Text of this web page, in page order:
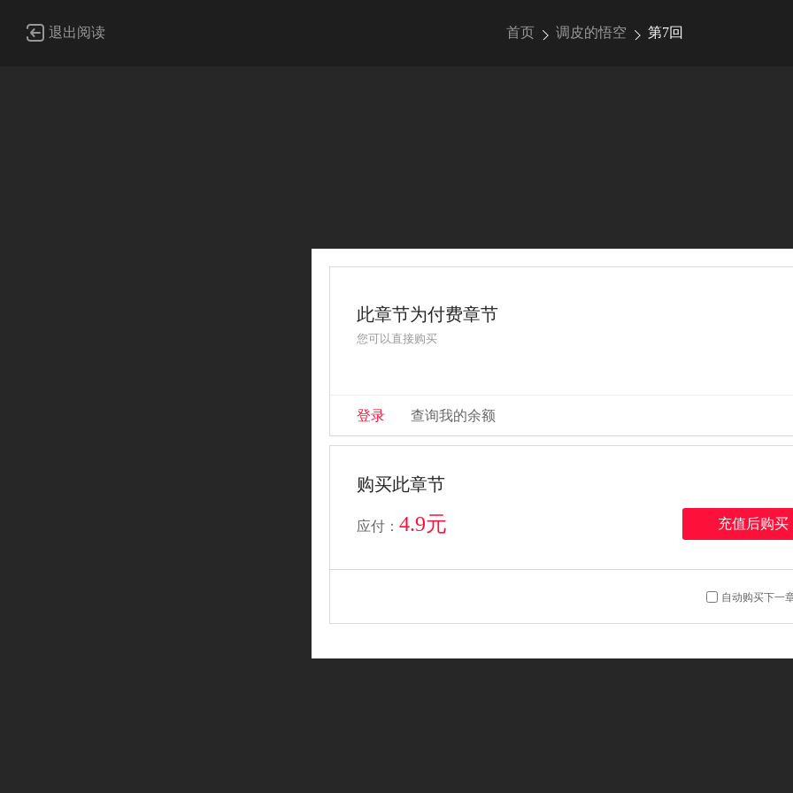
退出阅读 首页 调皮的悟空 第7回
此章节为付费章节
您可以直接购买
登录 查询我的余额
购买此章节
应付： 4.9元 充值后购买
自动购买下一